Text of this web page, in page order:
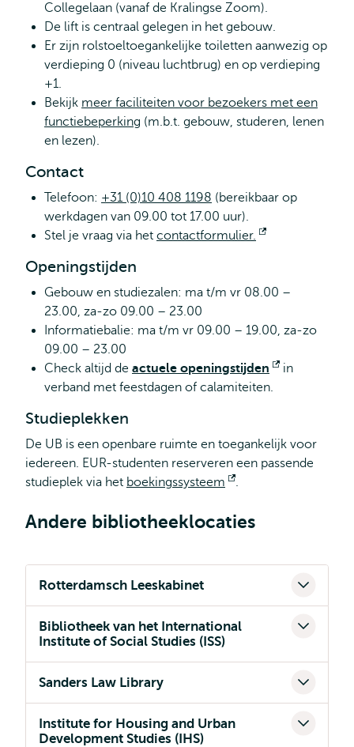
Collegelaan (vanaf de Kralingse Zoom).
De lift is centraal gelegen in het gebouw.
Er zijn rolstoeltoegankelijke toiletten aanwezig op
verdieping 0 (niveau luchtbrug) en op verdieping
+1.
Bekijk meer faciliteiten voor bezoekers met een
functiebeperking (m.b.t. gebouw, studeren, lenen
en lezen).
Contact
Telefoon: +31 (0)10 408 1198 (bereikbaar op
werkdagen van 09.00 tot 17.00 uur).
Stel je vraag via het contactformulier.
Openingstijden
Gebouw en studiezalen: ma t/m vr 08.00 –
23.00, za-zo 09.00 – 23.00
Informatiebalie: ma t/m vr 09.00 – 19.00, za-zo
09.00 – 23.00
Check altijd de actuele openingstijden
Opent
in
verband met feestdagen of calamiteiten.
Studieplekken
De UB is een openbare ruimte en toegankelijk voor
iedereen. EUR-studenten reserveren een passende
studieplek via het boekingssysteem
Opent
.
Andere bibliotheeklocaties
Rotterdamsch Leeskabinet
Bibliotheek van het International
Institute of Social Studies (ISS)
Sanders Law Library
Institute for Housing and Urban
Development Studies (IHS)